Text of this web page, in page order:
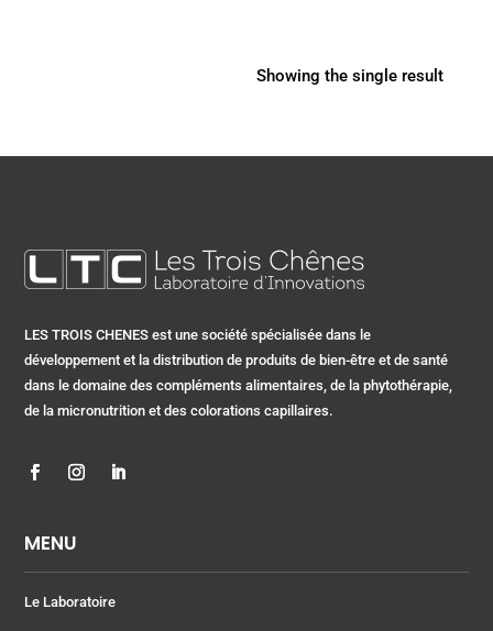
Showing the single result
LES TROIS CHENES est une société spécialisée dans le
développement et la distribution de produits de bien-être et de santé
dans le domaine des compléments alimentaires, de la phytothérapie,
de la micronutrition et des colorations capillaires.
MENU
Le Laboratoire